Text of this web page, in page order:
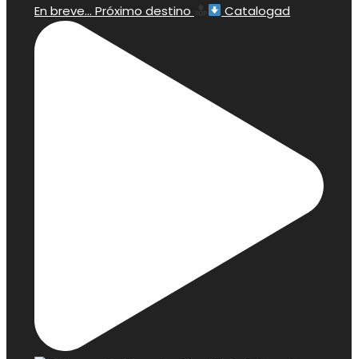
En breve… Próximo destino Catalogad